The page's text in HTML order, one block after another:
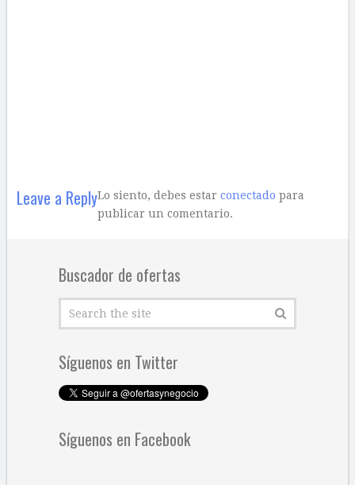
Leave a ReplyLo siento, debes estar conectado para
publicar un comentario.
Buscador de ofertas
Síguenos en Twitter
Síguenos en Facebook